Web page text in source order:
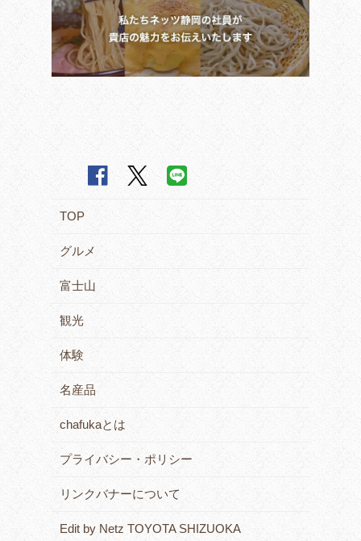
TOP
グルメ
富士山
観光
体験
名産品
chafukaとは
プライバシー・ポリシー
リンクバナーについて
Edit by Netz TOYOTA SHIZUOKA